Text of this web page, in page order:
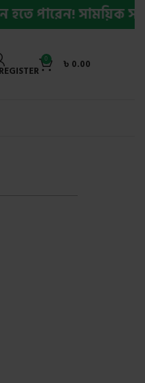
সাময়িক
0 ৳ 0.00